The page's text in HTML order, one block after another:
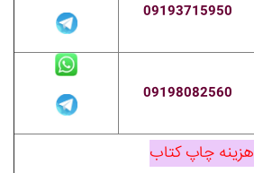
09193715950
09198082560
هزینه چاپ کتاب